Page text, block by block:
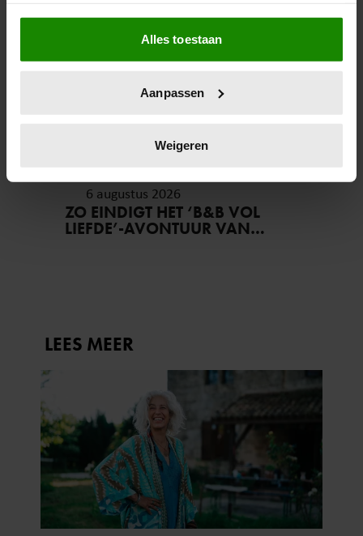
Als u het toestaat, willen we ook graag:
Informatie verzamelen over uw geografische
locatie, die tot een paar meter nauwkeurig kan zijn
scannen op specifieke eigenschappen (fingerprinting)
verwerkt en stel uw voorkeuren in het
intrekken in de Cookieverklaring.
We gebruiken cookies om content en advertenties te
informatie die u aan ze heeft verstrekt of die ze hebben
gaat akkoord met onze cookies als u onze website blijft
Alles toestaan
Aanpassen
Weigeren
6 augustus 2026
ZO EINDIGT HET ‘B&B VOL
LIEFDE’-AVONTUUR VAN